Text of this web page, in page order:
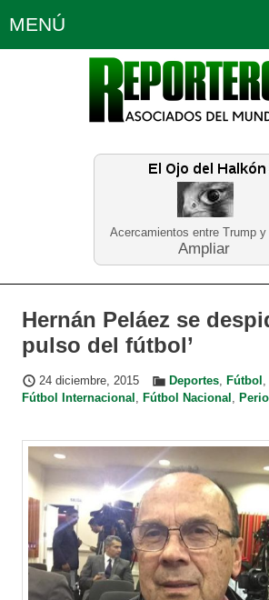
Acercamientos entre Trump y
Ampliar
MENÚ
Política Opinión
Planeta Tierra
Educación
Hernán Peláez se
pulso del fútbol’
24 diciembre, 2015 Deportes, Fútbol ,
Fútbol Internacional , Fútbol Nacional ,